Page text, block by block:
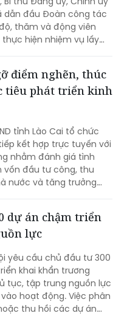
dẫn đầu Đoàn công tác
thăm và động viên
hiện nhiệm vụ lấy
điểm nghẽn, thúc
tiêu phát triển kinh
tỉnh Lào Cai tổ chức
kết hợp trực tuyến với
nhằm đánh giá tình
vốn đầu tư công, thu
nước và tăng trưởng
tiêu phát triển kinh tế -
dự án chậm triển
lực
yêu cầu chủ đầu tư 300
khai khẩn trương
tục, tập trung nguồn lực
hoạt động. Việc phân
thu hồi các dự án